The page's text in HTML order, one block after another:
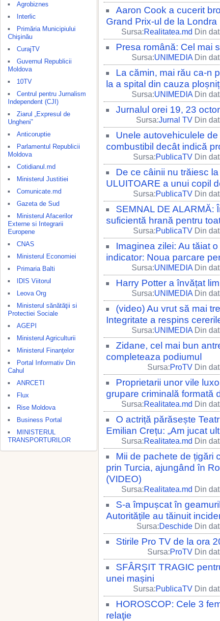
Agrobiznes
Interlic
Primăria Municipiului
Chişinău
CurajTV
Guvernul Republicii
Moldova
10TV
Centrul pentru Jurnalism
Independent (CJI)
Ziarul „Expresul de
Ungheni”
Anticoruptie
Parlamentul Republicii
Moldova
Cotidianul.md
Ministerul Justitiei
Comunicate.md
Gazeta de Sud
Ministerul Afacerilor
Externe si Integrarii
Europene
CNAS
Ministerul Economiei
Primaria Balti
IDIS Viitorul
Leova Org
Ministerul sănătăţii si
Protectiei Sociale
AGEPI
Ministerul Agriculturii
Ministerul Finanţelor
Portal Informativ Din
Cahul
ANRCETI
Flux
Rise Moldova
Business Portal
MINISTERUL
TRANSPORTURILOR
Aaron Cook a cucerit
Grand Prix-ul de la Londra
Sursa:Realitatea.md Din
Presa română: Cel mai
Sursa:UNIMEDIA Din
La cămin, mai rău ca-n
la a spital din cauza
Sursa:UNIMEDIA Din
Jurnalul orei 19, 23
Sursa:Jurnal TV Din
Unele autovehiculele
combustibil decât indică
Sursa:PublicaTV Din
De ce câinii nu trăiesc
ULUITOARE a unui copil
Sursa:PublicaTV Din
SEMNAL DE ALARMĂ:
suficientă hrană pentru
Sursa:PublicaTV Din
Imaginea zilei: Au tăiat
indicator: Noua parcare
Sursa:UNIMEDIA Din
Harry Potter a învățat
Sursa:UNIMEDIA Din
(video) Au vrut să mai
Integritate a respins
Sursa:UNIMEDIA Din
Zidane, cel mai bun
completeaza podiumul
Sursa:ProTV Din
Proprietarii unor vile
grupare criminală formată
Sursa:Realitatea.md Din
O actriță părăsește
Emilian Crețu: „Am jucat
Sursa:Realitatea.md Din
Mii de pachete de țigări
prin Turcia, ajungând în
(VIDEO)
Sursa:Realitatea.md Din
S-a împușcat în
Autoritățile au tăinuit
Sursa:Deschide Din
Stirile Pro TV de la ora
Sursa:ProTV Din
SFÂRŞIT TRAGIC
unei mașini
Sursa:PublicaTV Din
HOROSCOP: Cele 3
relaţie